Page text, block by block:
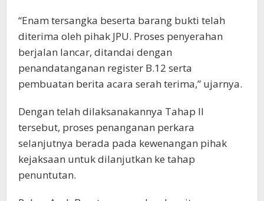
“Enam tersangka beserta barang bukti telah
diterima oleh pihak JPU. Proses penyerahan
berjalan lancar, ditandai dengan
penandatanganan register B.12 serta
pembuatan berita acara serah terima,” ujarnya.
Dengan telah dilaksanakannya Tahap II
tersebut, proses penanganan perkara
selanjutnya berada pada kewenangan pihak
kejaksaan untuk dilanjutkan ke tahap
penuntutan.